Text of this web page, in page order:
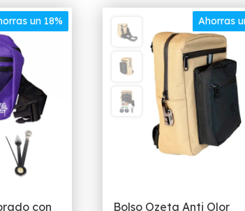
un 18%
con
Ahorras
Bolso Ozeta Anti Olor